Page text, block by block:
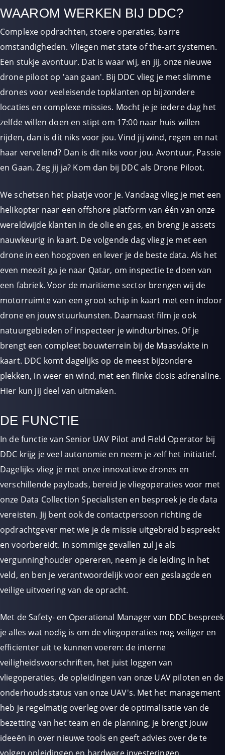
WAAROM WERKEN BIJ DDC?
Complexe opdrachten, stoere operaties, barre
omstandigheden. Vliegen met state of the-art systemen.
Een stukje avontuur. Dat is waar wij, en jij, onze nieuwe
drone piloot op 'aan gaan'. Bij DDC vlieg je met slimme
drones voor veeleisende topklanten op bijzondere
locaties en complexe missies. Mocht je je iedere dag het
zelfde willen doen en stipt om 17:00 naar huis willen
rijden, dan is dit niks voor jou. Vind jij wind, regen en nat
haar vervelend? Dan is dit niks voor jou. Avontuur, Passie
en Gaan. Zeg jij ja? Kom dan bij DDC als Drone Piloot.
We schetsen het plaatje voor je. Vandaag vlieg je met een
helikopter naar een offshore platform van één van onze
wereldwijde klanten in de olie en gas, en breng je assets
nauwkeurig in kaart. De volgende dag vlieg je met een
drone in een hoogoven en lever je de beste data. Als het
even meezit ga je naar Qatar, om inspectie te doen van
een fabriek. Voor de maritieme sector brengen wij de
motorruimte van een groot schip in kaart met een indoor
drone en jouw stuurkunsten. Daarnaast film je ook
natuurgebieden of inspecteer je windturbines. Of je
brengt een compleet bouwterrein bij de Maasvlakte in
kaart. DDC komt dagelijks op de meest bijzondere
plekken, in weer en wind, met een flinke dosis adrenaline.
Hier kun jij deel van uitmaken.
DE FUNCTIE
In de functie van Senior UAV Pilot and Field Operator bij
DDC krijg je veel autonomie en neem je zelf het initiatief.
Dagelijks vlieg je met onze innovatieve drones en
verschillende payloads, bereid je vliegoperaties voor met
onze Data Collection Specialisten en bespreek je de data
vereisten. Jij bent ook de contactpersoon richting de
opdrachtgever met wie je de missie uitgebreid bespreekt
en voorbereidt. In sommige gevallen zul je als
vergunninghouder opereren, neem je de leiding in het
veld, en ben je verantwoordelijk voor een geslaagde en
veilige uitvoering van de opracht.
Met de Safety- en Operational Manager van DDC bespreek
je alles wat nodig is om de vliegoperaties nog veiliger en
efficienter uit te kunnen voeren: de interne
veiligheidsvoorschriften, het juist loggen van
vliegoperaties, de opleidingen van onze UAV piloten en de
onderhoudsstatus van onze UAV's. Met het management
heb je regelmatig overleg over de optimalisatie van de
bezetting van het team en de planning, je brengt jouw
ideeën in over nieuwe tools en geeft advies over de te